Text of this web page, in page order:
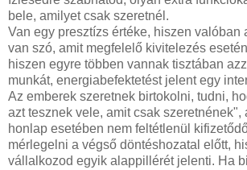
bele, amilyet csak szeretnél.
Van egy presztízs értéke, hiszen valóban
van szó, amit megfelelő kivitelezés
hiszen egyre többen vannak tisztában
munkát, energiabefektetést jelent egy
Az emberek szeretnek birtokolni, tudni,
azt tesznek vele, amit csak szeretnének",
honlap esetében nem feltétlenül
mérlegelni a végső döntéshozatal előtt,
vállalkozod egyik alappillérét jelenti. Ha